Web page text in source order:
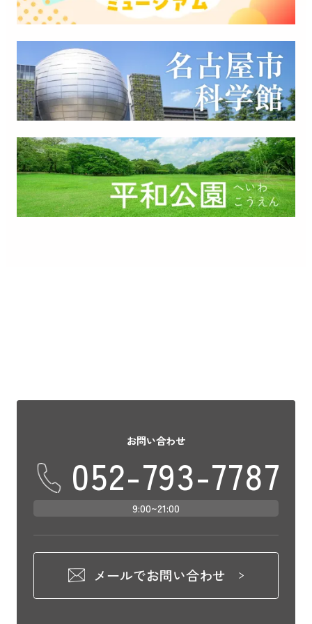
お問い合わせ
052-793-7787
9:00~21:00
メールでお問い合わせ